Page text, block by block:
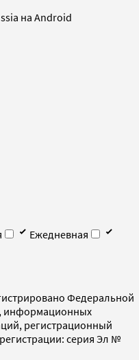
на Android
Ежедневная
Федеральной
информационных
регистрационный
серия Эл №